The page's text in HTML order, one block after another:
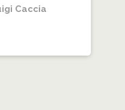
Caccia